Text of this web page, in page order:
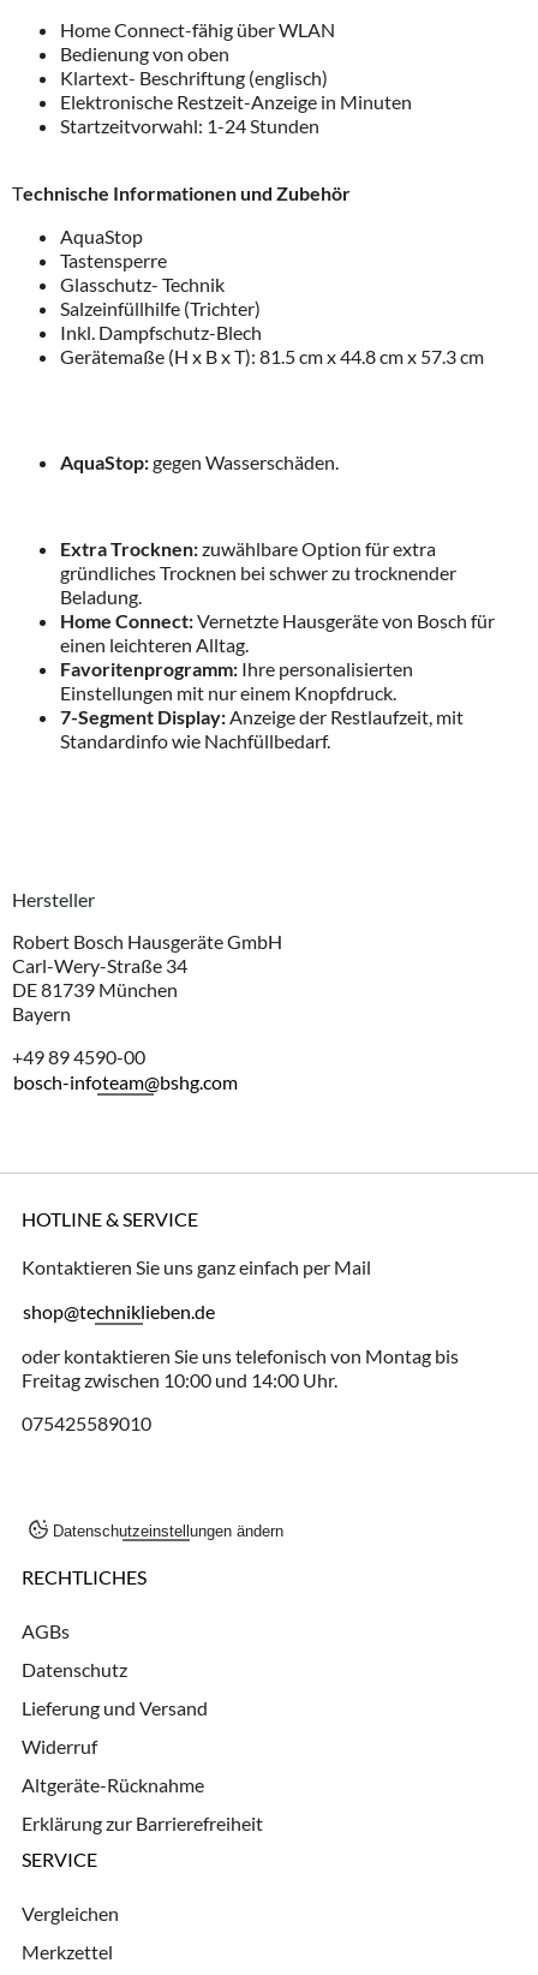
Home Connect-fähig über WLAN
Bedienung von oben
Klartext- Beschriftung (englisch)
Elektronische Restzeit-Anzeige in Minuten
Startzeitvorwahl: 1-24 Stunden
Technische Informationen und Zubehör
AquaStop
Tastensperre
Glasschutz- Technik
Salzeinfüllhilfe (Trichter)
Inkl. Dampfschutz-Blech
Gerätemaße (H x B x T): 81.5 cm x 44.8 cm x 57.3 cm
AquaStop:gegen Wasserschäden.
Extra Trocknen:zuwählbare Option für extra
gründliches Trocknen bei schwer zu trocknender
Beladung.
Home Connect:Vernetzte Hausgeräte von Bosch für
einen leichteren Alltag.
Favoritenprogramm: Ihre personalisierten
Einstellungen mit nur einem Knopfdruck.
7-Segment Display:Anzeige der Restlaufzeit, mit
Standardinfo wie Nachfüllbedarf.
Hersteller
Robert Bosch Hausgeräte GmbH
Carl-Wery-Straße 34
DE 81739 München
Bayern
+49 89 4590-00
bosch-infoteam@bshg.com
HOTLINE & SERVICE
Kontaktieren Sie uns ganz einfach per Mail
shop@techniklieben.de
oder kontaktieren Sie uns telefonisch von Montag bis
Freitag zwischen 10:00 und 14:00 Uhr.
075425589010
Datenschutzeinstellungen ändern
RECHTLICHES
AGBs
Datenschutz
Lieferung und Versand
Widerruf
Altgeräte-Rücknahme
Erklärung zur Barrierefreiheit
SERVICE
Vergleichen
Merkzettel